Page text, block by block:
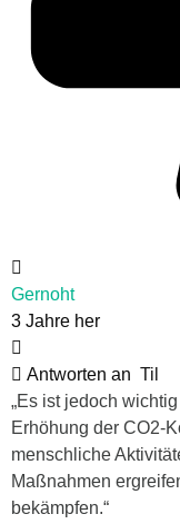
Gernoht
3 Jahre her
Antworten an Til
„Es ist jedoch
Erhöhung der CO2-
menschliche
Maßnahmen
bekämpfen.“